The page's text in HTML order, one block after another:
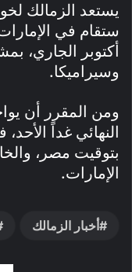
يستعد الزمالك
أكتوبر الجاري،
وسيراميكا.
ومن المقرر أن
النهائي غداً
بتوقيت مصر،
الإمارات.
أخبار الزمالك